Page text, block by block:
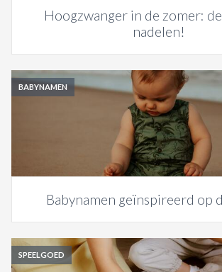
Hoogzwanger in de zomer:
nadelen!
BABYNAMEN
Babynamen geïnspireerd op
SPEELGOED